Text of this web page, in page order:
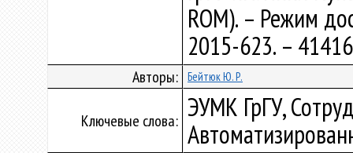
ROM). – Режим
2015-623. –
Авторы: Бейтюк Ю. Р.
Ключевые слова: ЭУМК ГрГУ,